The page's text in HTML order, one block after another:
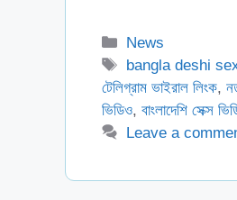
Categories
News
Tags
bangla deshi
টেলিগ্রাম ভাইরাল লিংক,
ভিডিও, বাংলাদেশি সেক্স
Leave a